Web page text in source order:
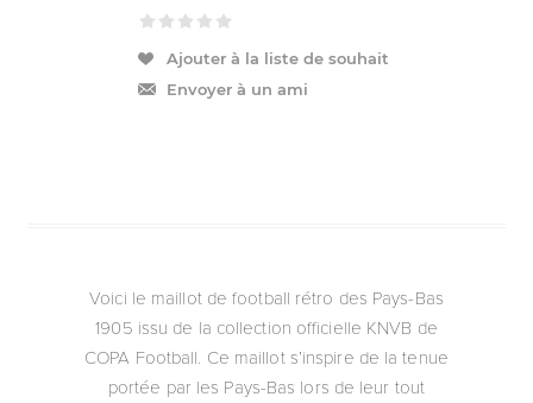
Ajouter à la liste de souhait
Envoyer à un ami
Voici le maillot de football rétro des Pays-Bas
1905 issu de la collection officielle KNVB de
COPA Football. Ce maillot s’inspire de la tenue
portée par les Pays-Bas lors de leur tout